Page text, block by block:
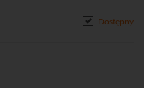
Dostępny